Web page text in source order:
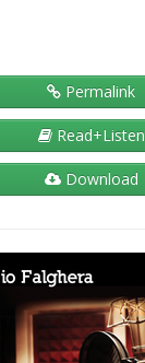
Permalink
Read+Listen
Download